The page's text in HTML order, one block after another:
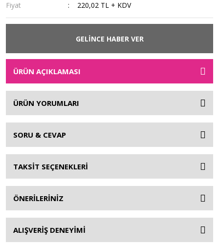
Fiyat
220,02 TL + KDV
GELİNCE HABER VER
ÜRÜN AÇIKLAMASI
ÜRÜN YORUMLARI
SORU & CEVAP
TAKSİT SEÇENEKLERİ
ÖNERİLERİNİZ
ALIŞVERİŞ DENEYİMİ